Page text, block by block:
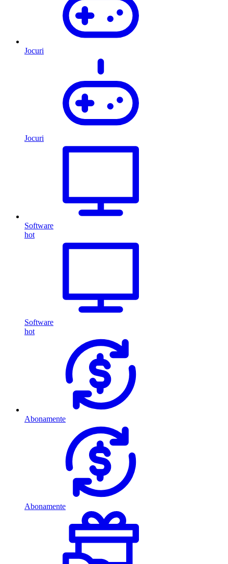
Jocuri
Jocuri
Software
hot
Software
hot
Abonamente
Abonamente